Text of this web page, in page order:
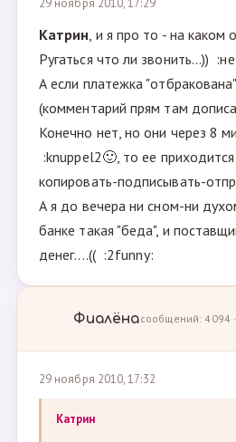
29 ноября 2010, 17:29
Кaтрин, и я про то - на каком
Ругаться что ли звонить...))
А если платежка
(комментарий прям там
Конечно нет, но они через 8
:knuppel2🙂, то ее
копировать-подписывать-
А я до вечера ни сном-ни
банке такая "беда", и
денег....(( :2funny:
Фиалёнасообщений: 4094
29 ноября 2010, 17:32
Кaтрин